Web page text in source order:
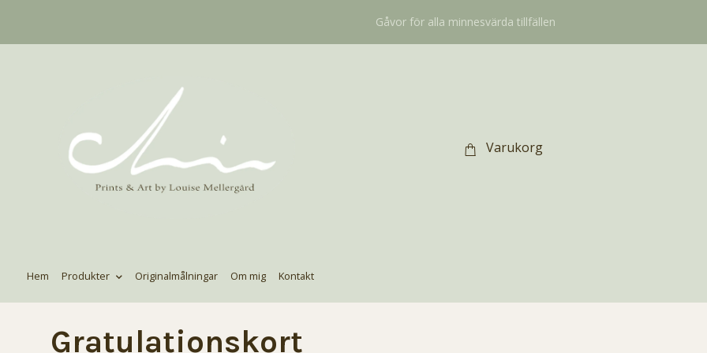
Gåvor för alla minnesvärda tillfällen
Varukorg
Hem Produkter Originalmålningar Om mig Kontakt
Gratulationskort